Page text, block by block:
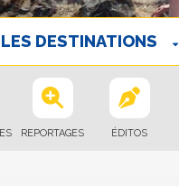
LES DESTINATIONS
REPORTAGES ÉDITOS